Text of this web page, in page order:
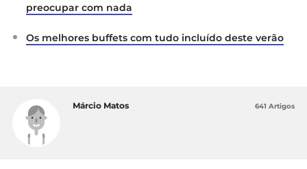
preocupar com nada
Os melhores buffets com tudo incluído deste verão
Márcio Matos 641 Artigos